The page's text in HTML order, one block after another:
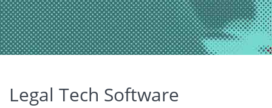
Legal Tech Software